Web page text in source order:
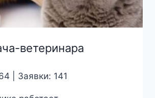
ветеринара
| Заявки: 141